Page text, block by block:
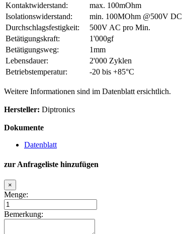
Kontaktwiderstand:
max. 100mOhm
Isolationswiderstand:
min. 100MOhm @500V DC
Durchschlagsfestigkeit:
500V AC pro Min.
Betätigungskraft:
1'000gf
Betätigungsweg:
1mm
Lebensdauer:
2'000 Zyklen
Betriebstemperatur:
-20 bis +85°C
Weitere Informationen sind im Datenblatt ersichtlich.
Hersteller: Diptronics
Dokumente
Datenblatt
zur Anfrageliste hinzufügen
×
Menge:
Bemerkung: